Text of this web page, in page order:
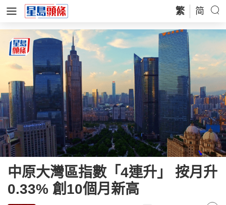
繁 简
中原大灣區指數「4連升」 按月升
0.33% 創10個月新高